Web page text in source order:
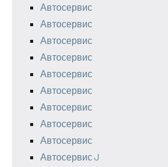
Автосервис
Автосервис
Автосервис
Автосервис
Автосервис
Автосервис
Автосервис
Автосервис
Автосервис
Автосервис J